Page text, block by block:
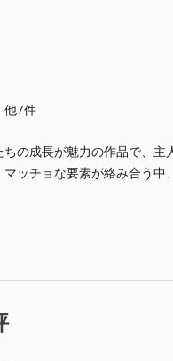
...他7件
の成長が魅力の作品で、主
ッチョな要素が絡み合う中